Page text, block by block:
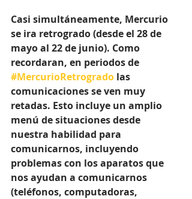
Casi simultáneamente, Mercurio
se ira retrogrado (desde el 28 de
mayo al 22 de junio). Como
recordaran, en periodos de
#MercurioRetrogrado las
comunicaciones se ven muy
retadas. Esto incluye un amplio
menú de situaciones desde
nuestra habilidad para
comunicarnos, incluyendo
problemas con los aparatos que
nos ayudan a comunicarnos
(teléfonos, computadoras,